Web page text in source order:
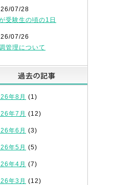
07/28
受験生の頃の1日
07/26
管理について
年8月 (1)
年7月 (12)
年6月 (3)
年5月 (5)
年4月 (7)
年3月 (12)